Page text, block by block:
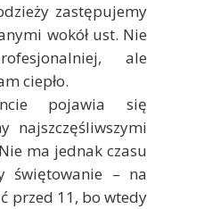
zastępujemy
wokół ust. Nie
ale
ciepło.
pojawia się
najszczęśliwszymi
ma jednak czasu
świętowanie – na
przed 11, bo wtedy